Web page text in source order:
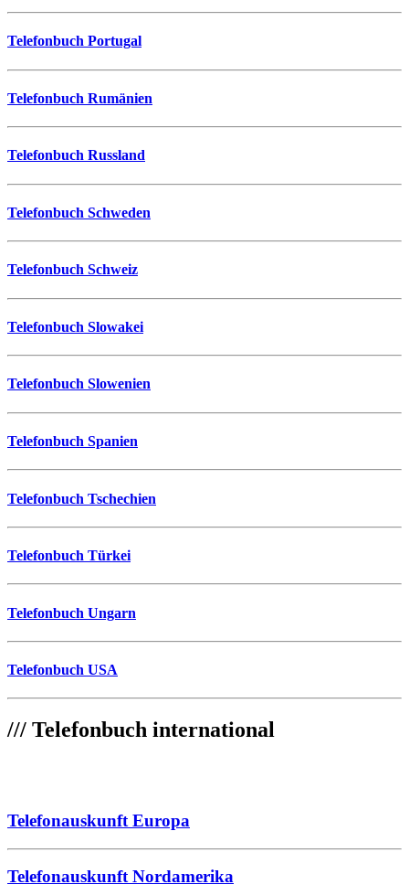
Telefonbuch Portugal
Telefonbuch Rumänien
Telefonbuch Russland
Telefonbuch Schweden
Telefonbuch Schweiz
Telefonbuch Slowakei
Telefonbuch Slowenien
Telefonbuch Spanien
Telefonbuch Tschechien
Telefonbuch Türkei
Telefonbuch Ungarn
Telefonbuch USA
/// Telefonbuch international
Telefonauskunft Europa
Telefonauskunft Nordamerika